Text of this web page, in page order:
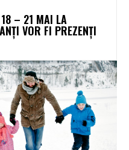
18 – 21 MAI LA
VOR FI PREZENȚI